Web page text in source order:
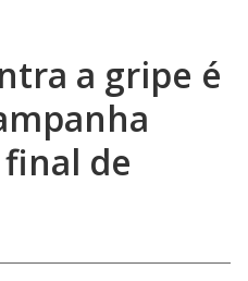
a gripe é
de